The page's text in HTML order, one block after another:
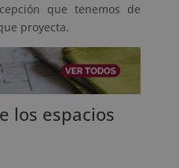
que tenemos de
proyecta.
los espacios